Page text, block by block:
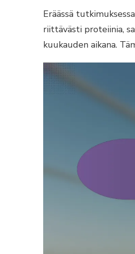
Eräässä
riittävästi proteiinia,
kuukauden aikana.